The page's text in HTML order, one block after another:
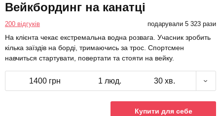
Вейкбординг на канатці
200 відгуків подарували 5 323 рази
На клієнта чекає екстремальна водна розвага. Учасник зробить
кілька заїздів на борді, тримаючись за трос. Спортсмен
навчиться стартувати, повертати та стояти на вейку.
1400 грн 1 люд. 30 хв.
Купити для себе